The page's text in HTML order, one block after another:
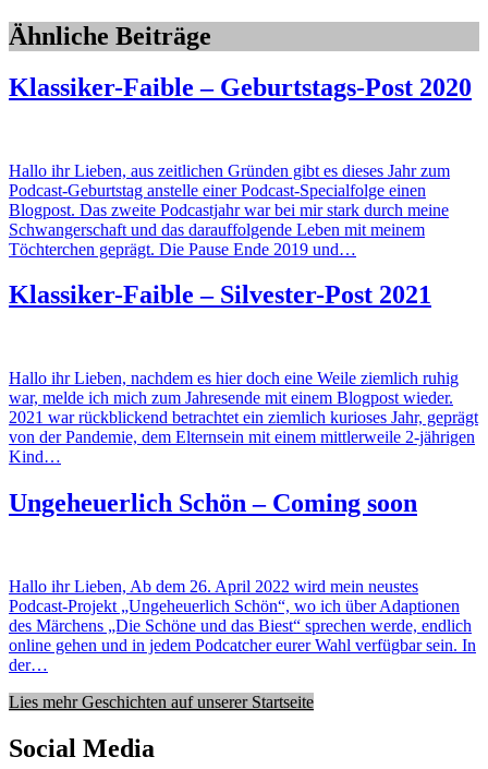
Ähnliche Beiträge
Klassiker-Faible – Geburtstags-Post 2020
Hallo ihr Lieben, aus zeitlichen Gründen gibt es dieses Jahr zum
Podcast-Geburtstag anstelle einer Podcast-Specialfolge einen
Blogpost. Das zweite Podcastjahr war bei mir stark durch meine
Schwangerschaft und das darauffolgende Leben mit meinem
Töchterchen geprägt. Die Pause Ende 2019 und…
Klassiker-Faible – Silvester-Post 2021
Hallo ihr Lieben, nachdem es hier doch eine Weile ziemlich ruhig
war, melde ich mich zum Jahresende mit einem Blogpost wieder.
2021 war rückblickend betrachtet ein ziemlich kurioses Jahr, geprägt
von der Pandemie, dem Elternsein mit einem mittlerweile 2-jährigen
Kind…
Ungeheuerlich Schön – Coming soon
Hallo ihr Lieben, Ab dem 26. April 2022 wird mein neustes
Podcast-Projekt „Ungeheuerlich Schön“, wo ich über Adaptionen
des Märchens „Die Schöne und das Biest“ sprechen werde, endlich
online gehen und in jedem Podcatcher eurer Wahl verfügbar sein. In
der…
Lies mehr Geschichten auf unserer Startseite
Social Media